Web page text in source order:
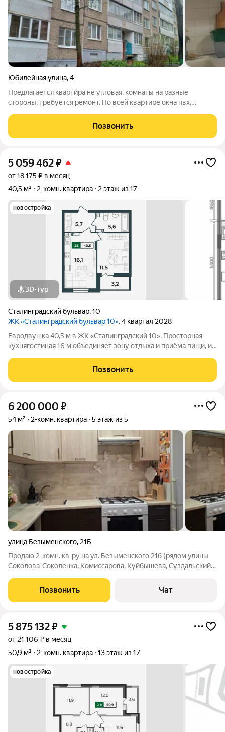
Юбилейная улица,4
Предлагается квартира не угловая, комнаты на разные
стороны, требуется ремонт. По всей квартире окна пвх,
детсад 102, 109, 112. Множество магазинов, Красносельские
бани, Хинкальный дом.
Позвонить
5 059 462₽
от 18 175 ₽ в месяц
40,5 м²
2-комн. квартира 2 этаж из 17
новостройка
3D-тур
Сталинградский бульвар,10
ЖК «Сталинградский бульвар 10», 4 квартал 2028
Евродвушка 40,5 м в ЖК «Сталинградский 10». Просторная
кухнягостиная 16 м объединяет зону отдыха и приёма пищи, из
комната 11,5 м с выходом на лоджию, совмещённый санузел и
прихожая с местом под
Позвонить
6 200 000 ₽
54 м² 2-комн. квартира 5 этаж из 5
улица Безыменского, 21Б
Продаю 2-комн. кв-ру на ул. Безыменского 21б (рядом улицы
Соколова-Соколенка, Комиссарова, Куйбышева, Суздальский
прошлом году был сделан капитальный ремонт. 54299.
Любимая планировка наших
Позвонить Чат
5 875 132₽
от 21 106 ₽ в месяц
50,9 м²
2-комн. квартира 13 этаж из 17
новостройка